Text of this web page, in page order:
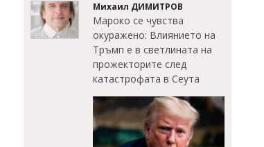
Михаил ДИМИТРОВ
Мароко се чувства
окуражено: Влиянието на
Тръмп е в светлината на
прожекторите след
катастрофата в Сеута